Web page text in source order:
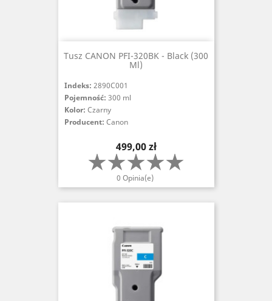
Tusz CANON PFI-320BK - Black (300
Ml)
Indeks: 2890C001
Pojemność: 300 ml
Kolor: Czarny
Producent: Canon
Cena
499,00 zł
0 Opinia(e)